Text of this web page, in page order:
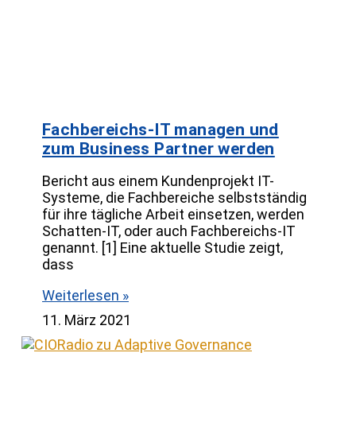
Fachbereichs-IT managen und
zum Business Partner werden
Bericht aus einem Kundenprojekt IT-
Systeme, die Fachbereiche selbstständig
für ihre tägliche Arbeit einsetzen, werden
Schatten-IT, oder auch Fachbereichs-IT
genannt. [1] Eine aktuelle Studie zeigt,
dass
Weiterlesen »
11. März 2021